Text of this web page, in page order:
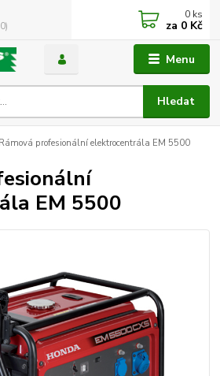
Menu
Hledat
0 ks
za 0 Kč
Rámová profesionální elektrocentrála EM 5500
EM 5500